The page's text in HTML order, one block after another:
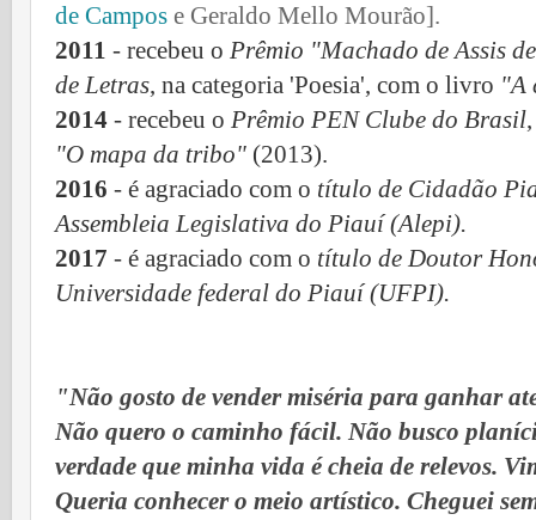
de Campos e Geraldo Mello Mourão].
2011 - recebeu o Prêmio "Machado de Assis
de Letras, na categoria 'Poesia', com o livro "A
2014 - recebeu o Prêmio PEN Clube do Brasil
"O mapa da tribo" (2013).
2016 - é agraciado com o título de Cidadão
Assembleia Legislativa do Piauí (Alepi).
2017 - é agraciado com o título de Doutor
Universidade federal do Piauí (UFPI).
"Não gosto de vender miséria para ganhar
Não quero o caminho fácil. Não busco
verdade que minha vida é cheia de relevos.
Queria conhecer o meio artístico. Cheguei